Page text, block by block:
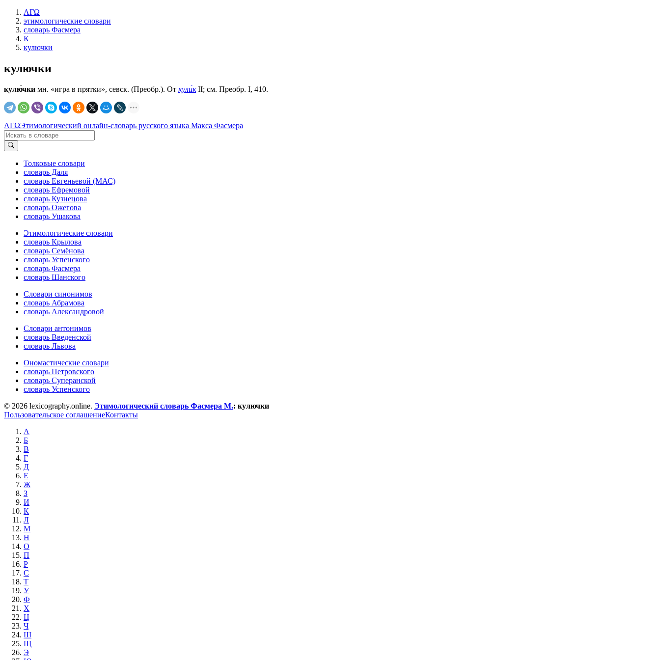
ΛΓΩ
этимологические словари
словарь Фасмера
К
кулючки
кулючки
кулю́чки мн. «игра в прятки», севск. (Преобр.). От кули́кII; см. Преобр. I, 410.
ΛΓΩЭтимологический онлайн-словарь русского языка Макса Фасмера
Толковые словари
словарь Даля
словарь Евгеньевой (МАС)
словарь Ефремовой
словарь Кузнецова
словарь Ожегова
словарь Ушакова
Этимологические словари
словарь Крылова
словарь Семёнова
словарь Успенского
словарь Фасмера
словарь Шанского
Словари синонимов
словарь Абрамова
словарь Александровой
Словари антонимов
словарь Введенской
словарь Львова
Ономастические словари
словарь Петровского
словарь Суперанской
словарь Успенского
© 2026 lexicography.online. Этимологический словарь Фасмера М.: кулючки
Пользовательское соглашениеКонтакты
А
Б
В
Г
Д
Е
Ж
З
И
К
Л
М
Н
О
П
Р
С
Т
У
Ф
Х
Ц
Ч
Ш
Щ
Э